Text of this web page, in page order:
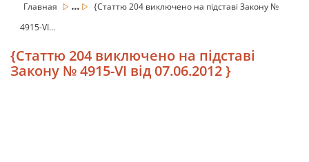
Главная ...
{Статтю 204 виключено на підставі Закону №
4915-VI...
{Статтю 204 виключено на підставі
Закону № 4915-VI від 07.06.2012 }